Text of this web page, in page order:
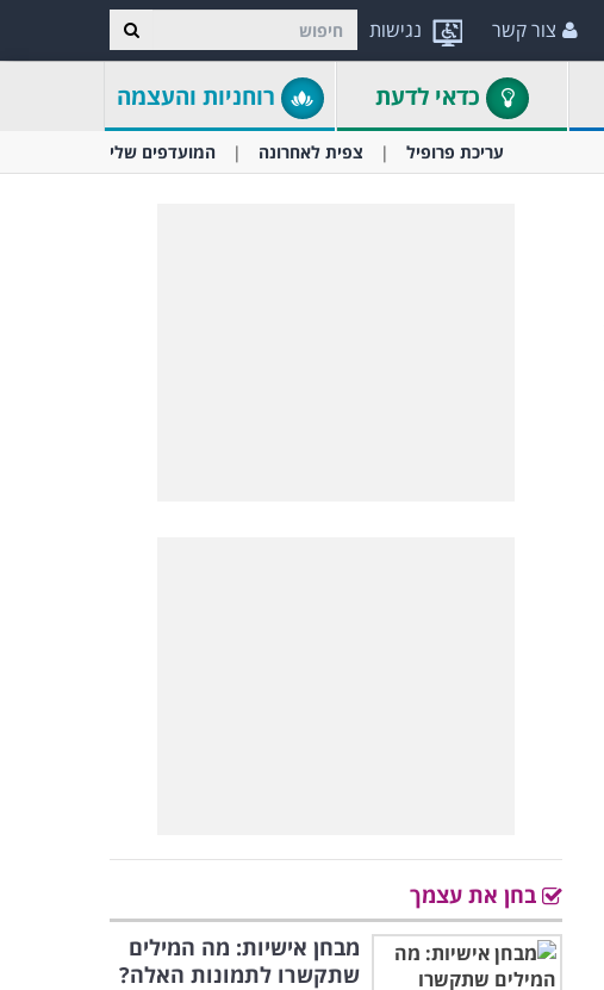
נגישות צור קשר
כדאי לדעת רוחניות והעצמה
עריכת פרופיל צפית לאחרונה המועדפים שלי
בחן את עצמך
מבחן אישיות: מה המילים
שתקשרו לתמונות האלה?